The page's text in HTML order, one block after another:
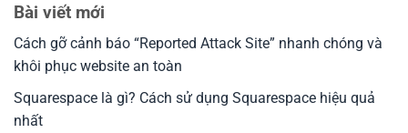
Bài viết mới
Cách gỡ cảnh báo “Reported Attack Site” nhanh chóng và
khôi phục website an toàn
Squarespace là gì? Cách sử dụng Squarespace hiệu quả
nhất